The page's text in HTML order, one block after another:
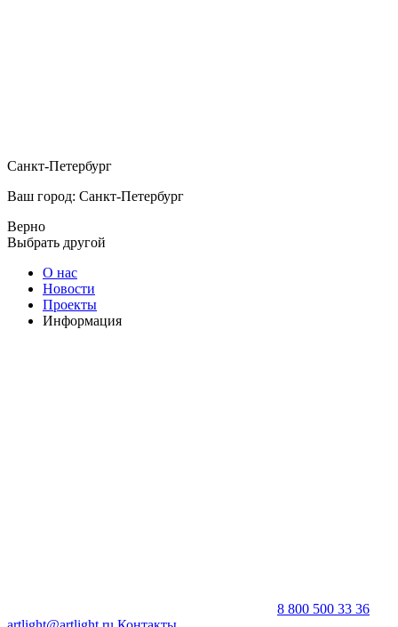
Санкт-Петербург
Ваш город: Санкт-Петербург
Верно
Выбрать другой
О нас
Новости
Проекты
Информация
8 800 500 33 36